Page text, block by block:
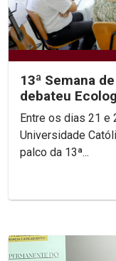
13ª Semana
debateu
Entre os dias 21 e
Universidade
palco da 13ª...